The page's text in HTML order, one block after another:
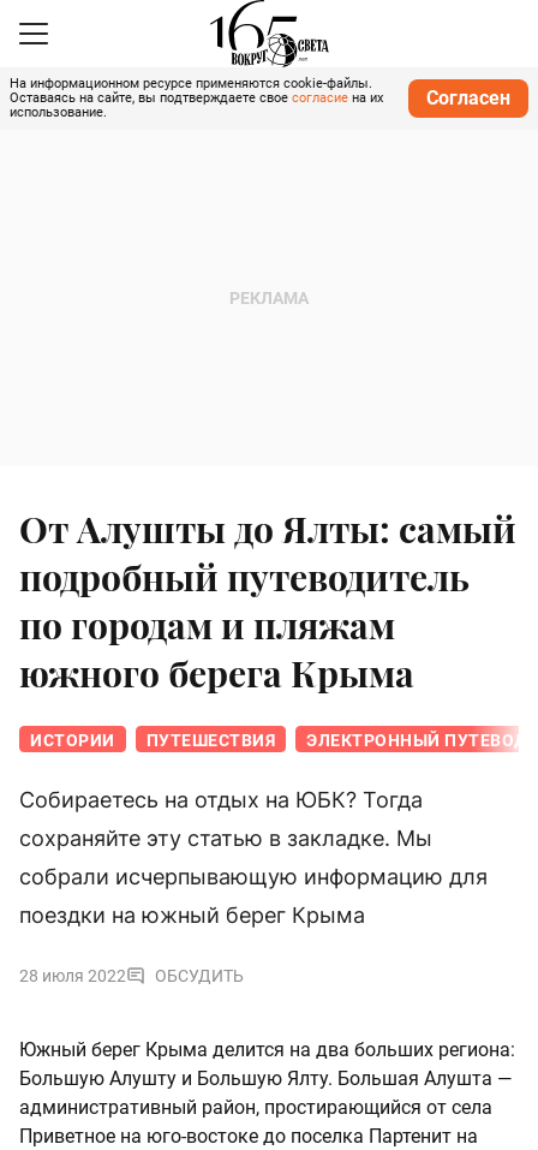
На информационном ресурсе применяются cookie-файлы.
Оставаясь на сайте, вы подтверждаете свое согласие на их
использование.
Согласен
От Алушты до Ялты: самый
подробный путеводитель
по городам и пляжам
южного берега Крыма
ИСТОРИИ ПУТЕШЕСТВИЯ ЭЛЕКТРОННЫЙ
Собираетесь на отдых на ЮБК? Тогда
сохраняйте эту статью в закладке. Мы
собрали исчерпывающую информацию для
поездки на южный берег Крыма
28 июля 2022 ОБСУДИТЬ
Южный берег Крыма делится на два больших региона:
Большую Алушту и Большую Ялту. Большая Алушта —
административный район, простирающийся от села
Приветное на юго-востоке до поселка Партенит на